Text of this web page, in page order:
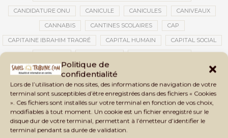
Politique de
confidentialité
Lors de l’utilisation de nos sites, des informations de navigation de votre
terminal sont susceptibles d’être enregistrées dans des fichiers « Cookies
». Ces fichiers sont installés sur votre terminal en fonction de vos choix,
modifiables à tout moment. Un cookie est un fichier enregistré sur le
disque dur de votre terminal, permettant à l’émetteur d’identifier le
terminal pendant sa durée de validation.
CANDIDATURE ONU CANICULE CANICULES CANIVEAUX
CANNABIS CANTINES SCOLAIRES CAP
CAPITAINE IBRAHIM TRAORÉ CAPITAL HUMAIN CAPITAL SOCIAL
CARTE D’IDENTITÉ BIOMÉTRIQUE CARTE NINA CARTONS ROUGES
CASABLANCA CATASTROPHE CATASTROPHE NATURELLE
CATASTROPHES CLIMATIQUES CATASTROPHES NATURELLES
CAUTION 10 000 DOLLARS CAUTION DE VISA CDAT CECOGEC
CEDEAO CÉDÉAO CEI CÉLÉBRATION NATIONALE